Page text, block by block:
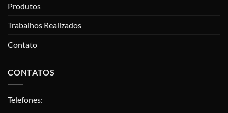
Produtos
Trabalhos Realizados
Contato
CONTATOS
Telefones: